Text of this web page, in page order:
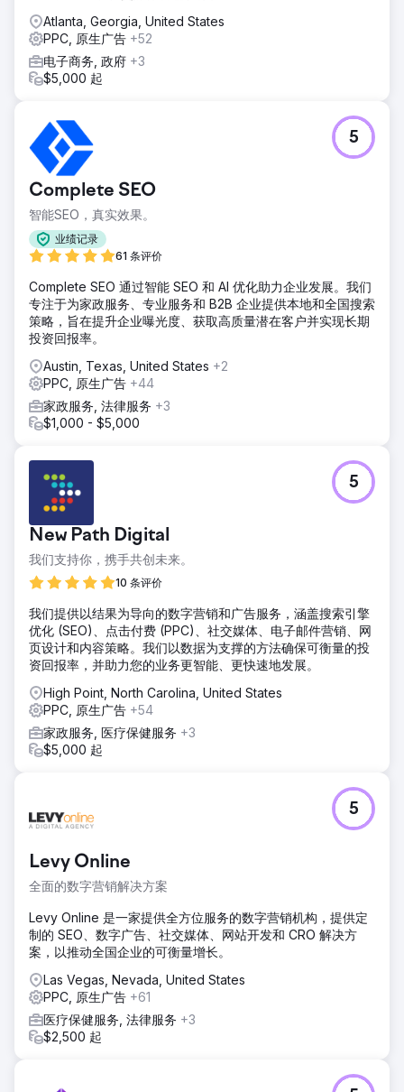
Atlanta, Georgia, United States
PPC, 原生广告 +52
电子商务, 政府 +3
$5,000 起
Complete SEO
智能SEO，真实效果。
业绩记录
61 条评价
5
Complete SEO 通过智能 SEO 和 AI 优化助力企业发展。我们
专注于为家政服务、专业服务和 B2B 企业提供本地和全国搜索
策略，旨在提升企业曝光度、获取高质量潜在客户并实现长期
投资回报率。
Austin, Texas, United States +2
PPC, 原生广告 +44
家政服务, 法律服务 +3
$1,000 - $5,000
New Path Digital
我们支持你，携手共创未来。
10 条评价
5
我们提供以结果为导向的数字营销和广告服务，涵盖搜索引擎
优化 (SEO)、点击付费 (PPC)、社交媒体、电子邮件营销、网
页设计和内容策略。我们以数据为支撑的方法确保可衡量的投
资回报率，并助力您的业务更智能、更快速地发展。
High Point, North Carolina, United States
PPC, 原生广告 +54
家政服务, 医疗保健服务 +3
$5,000 起
Levy Online
全面的数字营销解决方案
5
Levy Online 是一家提供全方位服务的数字营销机构，提供定
制的 SEO、数字广告、社交媒体、网站开发和 CRO 解决方
案，以推动全国企业的可衡量增长。
Las Vegas, Nevada, United States
PPC, 原生广告 +61
医疗保健服务, 法律服务 +3
$2,500 起